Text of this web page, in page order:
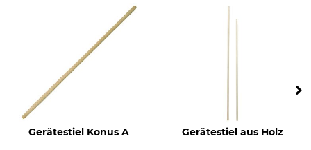
Gerätestiel Konus A Gerätestiel aus Holz